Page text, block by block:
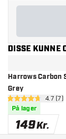
DISSE KUNNE
Harrows Carbon
Grey
åbn
4.7 4.7 (7)
På lager
149Kr.